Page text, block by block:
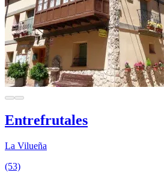
Entrefrutales
La Vilueña
(53)